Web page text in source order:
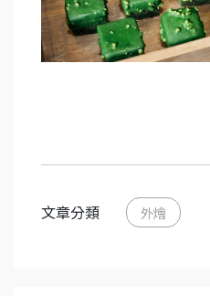
文章分類 外燴